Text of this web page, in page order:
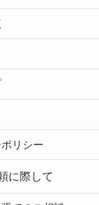
リシー
に際して